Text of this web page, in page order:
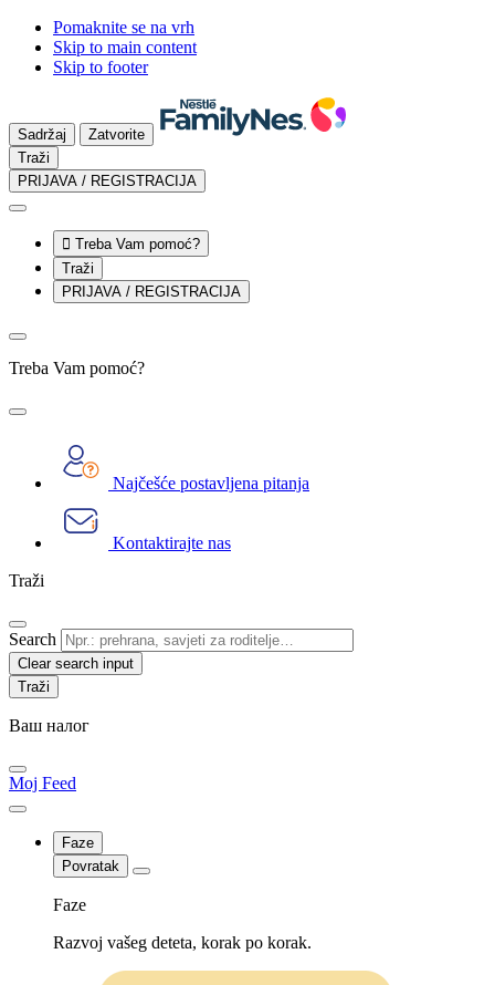
Pomaknite se na vrh
Skip to main content
Skip to footer
Sadržaj
Zatvorite
Traži
PRIJAVA / REGISTRACIJA
 Treba Vam pomoć?
Traži
PRIJAVA / REGISTRACIJA
Treba Vam pomoć?
Najčešće postavljena pitanja
Kontaktirajte nas
Traži
Search
Clear search input
Ваш налог
Moj Feed
Faze
Povratak
Faze
Razvoj vašeg deteta, korak po korak.